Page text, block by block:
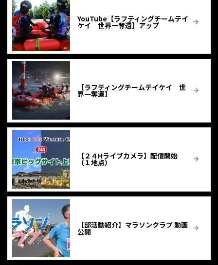
YouTube【ラフティングチームテイ
ケイ 世界一奪還】アップ
【ラフティングチームテイケイ 世
界一奪還】
【２４Hライブカメラ】配信開始
（１地点）
【部活動紹介】マラソンクラブ 動画
公開